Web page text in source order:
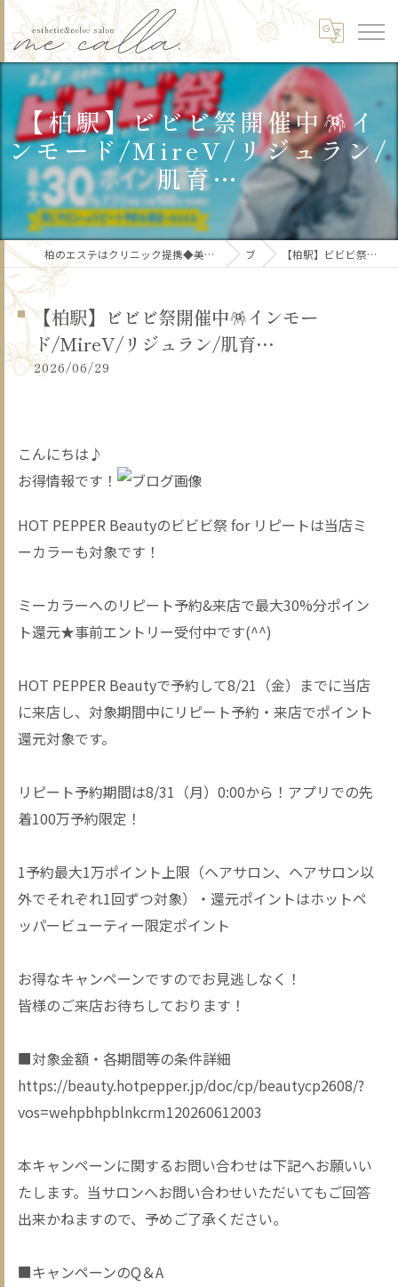
【柏駅】ビビビ祭開催中🪅イ
ンモード/MireV/リジュラン/
肌育…
柏のエステはクリニック提携◆美肌/リフトアップ/痩身/骨格矯正/頭皮ケア/ブライダルme calla.【ミーカラー】 ブログ 【柏駅】ビビビ祭開催中🪅インモード/MireV/リジュラン/肌育…
【柏駅】ビビビ祭開催中🪅インモー
ド/MireV/リジュラン/肌育…
2026/06/29
こんにちは♪
お得情報です！
HOT PEPPER Beautyのビビビ祭 for リピートは当店ミ
ーカラーも対象です！
ミーカラーへのリピート予約&来店で最大30%分ポイン
ト還元★事前エントリー受付中です(^^)
HOT PEPPER Beautyで予約して8/21（金）までに当店
に来店し、対象期間中にリピート予約・来店でポイント
還元対象です。
リピート予約期間は8/31（月）0:00から！アプリでの先
着100万予約限定！
1予約最大1万ポイント上限（ヘアサロン、ヘアサロン以
外でそれぞれ1回ずつ対象）・還元ポイントはホットペ
ッパービューティー限定ポイント
お得なキャンペーンですのでお見逃しなく！
皆様のご来店お待ちしております！
■対象金額・各期間等の条件詳細
https://beauty.hotpepper.jp/doc/cp/beautycp2608/?
vos=wehpbhpblnkcrm120260612003
本キャンペーンに関するお問い合わせは下記へお願いい
たします。当サロンへお問い合わせいただいてもご回答
出来かねますので、予めご了承ください。
■キャンペーンのQ＆A